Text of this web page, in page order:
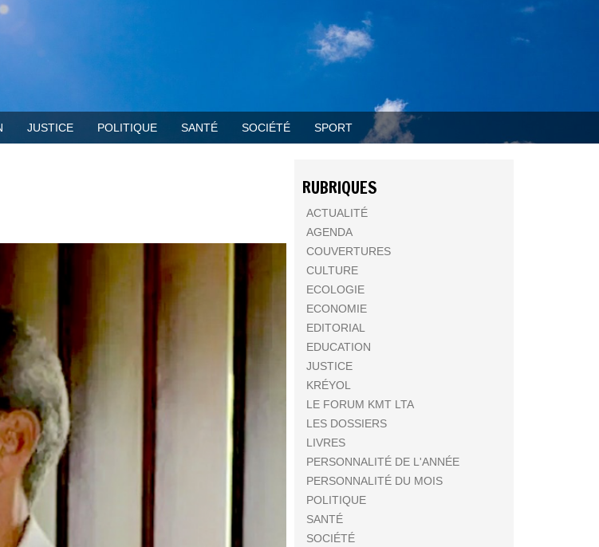
JUSTICE POLITIQUE SANTÉ SOCIÉTÉ SPORT
RUBRIQUES
ACTUALITÉ
AGENDA
COUVERTURES
CULTURE
ECOLOGIE
ECONOMIE
EDITORIAL
EDUCATION
JUSTICE
KRÉYOL
LE FORUM KMT LTA
LES DOSSIERS
LIVRES
PERSONNALITÉ DE L'ANNÉE
PERSONNALITÉ DU MOIS
POLITIQUE
SANTÉ
SOCIÉTÉ